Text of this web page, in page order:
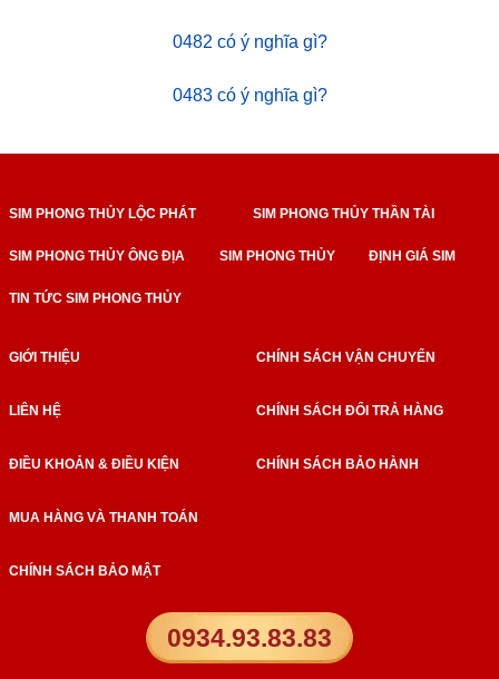
0482 có ý nghĩa gì?
0483 có ý nghĩa gì?
SIM PHONG THỦY LỘC PHÁT SIM PHONG THỦY THẦN TÀI
SIM PHONG THỦY ÔNG ĐỊA SIM PHONG THỦY ĐỊNH GIÁ SIM
TIN TỨC SIM PHONG THỦY
0934.93.83.83
GIỚI THIỆU
LIÊN HỆ
ĐIỀU KHOẢN & ĐIỀU KIỆN
MUA HÀNG VÀ THANH TOÁN
CHÍNH SÁCH BẢO MẬT
CHÍNH SÁCH VẬN CHUYỂN
CHÍNH SÁCH ĐỔI TRẢ HÀNG
CHÍNH SÁCH BẢO HÀNH